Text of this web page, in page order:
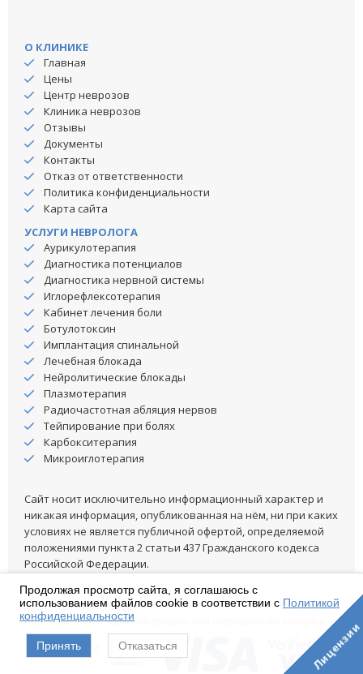
О КЛИНИКЕ
Главная
Цены
Центр неврозов
Клиника неврозов
Отзывы
Документы
Контакты
Отказ от ответственности
Политика конфиденциальности
Карта сайта
УСЛУГИ НЕВРОЛОГА
Аурикулотерапия
Диагностика потенциалов
Диагностика нервной системы
Иглорефлексотерапия
Кабинет лечения боли
Ботулотоксин
Имплантация спинальной
Лечебная блокада
Нейролитические блокады
Плазмотерапия
Радиочастотная абляция нервов
Тейпирование при болях
Карбокситерапия
Микроиглотерапия
Сайт носит исключительно информационный характер и
никакая информация, опубликованная на нём, ни при каких
условиях не является публичной офертой, определяемой
положениями пункта 2 статьи 437 Гражданского кодекса
Российской Федерации.
Для получения подробной информации о стоимости услуг
обращайтесь к администрации или сотрудникам клиники.Лицензии
Продолжая просмотр сайта, я соглашаюсь с
использованием файлов cookie в соответствии с Политикой
конфиденциальности
Принять Отказаться